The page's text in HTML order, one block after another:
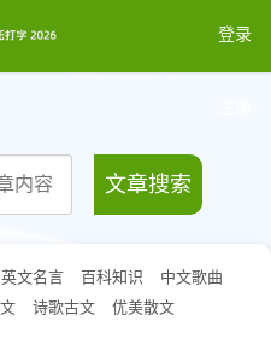
登录
登录
文章搜索
英文名言 百科知识
中文歌曲
诗歌古文
优美散文